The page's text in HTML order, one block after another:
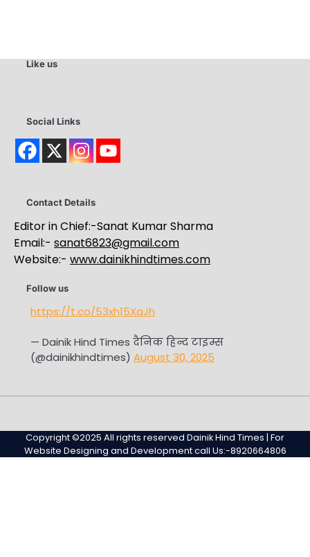
Like us
Social Links
Contact Details
Editor in Chief:-Sanat Kumar Sharma
Email:- sanat6823@gmail.com
Website:- www.dainikhindtimes.com
Follow us
https://t.co/53xh15XaJh
— Dainik Hind Times दैनिक हिन्द टाइम्स
(@dainikhindtimes) August 30, 2025
Page
Page
Copyright ©2025 All rights reserved Dainik Hind Times | For
Website Designing and Development call Us:-8920664806